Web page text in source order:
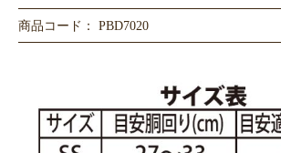
商品コード： PBD7020